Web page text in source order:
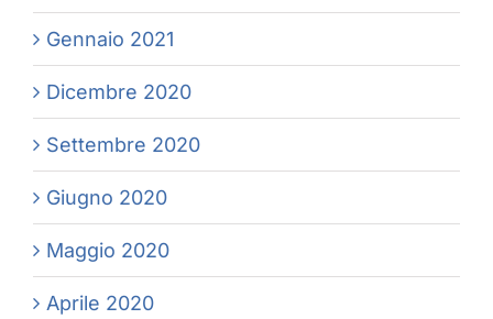
Gennaio 2021
Dicembre 2020
Settembre 2020
Giugno 2020
Maggio 2020
Aprile 2020